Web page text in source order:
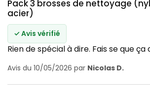
Pack 3 brosses de nettoyage
acier)
✓ Avis vérifié
Rien de spécial à dire. Fais se que ça
Avis du 10/05/2026 par Nicolas D.